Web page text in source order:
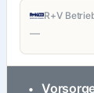
R+V
—
•